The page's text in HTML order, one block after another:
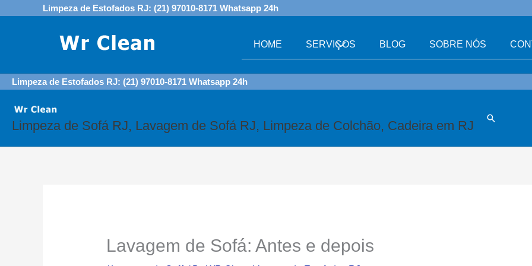
Limpeza de Estofados RJ: (21) 97010-8171 Whatsapp 24h
HOME SERVIÇOS BLOG SOBRE NÓS
Limpeza de Estofados RJ: (21) 97010-8171 Whatsapp 24h
Limpeza de Sofá RJ, Lavagem de Sofá RJ, Limpeza de Colchão, Cadeira em RJ
Search
Lavagem de Sofá: Antes e depois